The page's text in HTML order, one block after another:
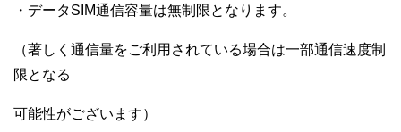
・データSIM通信容量は無制限となります。
（著しく通信量をご利用されている場合は一部通信速度制
限となる
可能性がございます）